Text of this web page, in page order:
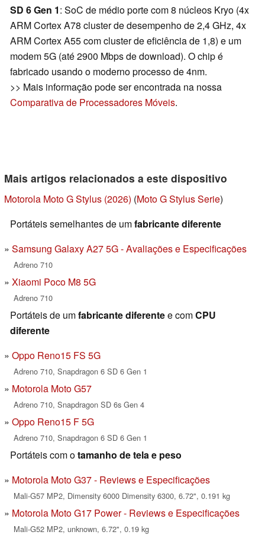
SD 6 Gen 1: SoC de médio porte com 8 núcleos Kryo (4x
ARM Cortex A78 cluster de desempenho de 2,4 GHz, 4x
ARM Cortex A55 com cluster de eficiência de 1,8) e um
modem 5G (até 2900 Mbps de download). O chip é
fabricado usando o moderno processo de 4nm.
>> Mais informação pode ser encontrada na nossa
Comparativa de Processadores Móveis.
Mais artigos relacionados a este dispositivo
Motorola Moto G Stylus (2026) (Moto G Stylus Serie)
Portáteis semelhantes de umfabricante diferente
Samsung Galaxy A27 5G - Avaliações e Especificações
Adreno 710
Xiaomi Poco M8 5G
Adreno 710
Portáteis de umfabricante diferentee comCPU
diferente
Oppo Reno15 FS 5G
Adreno 710, Snapdragon 6 SD 6 Gen 1
Motorola Moto G57
Adreno 710, Snapdragon SD 6s Gen 4
Oppo Reno15 F 5G
Adreno 710, Snapdragon 6 SD 6 Gen 1
Portáteis com otamanho de tela e peso
Motorola Moto G37 - Reviews e Especificações
Mali-G57 MP2, Dimensity 6000 Dimensity 6300, 6.72", 0.191 kg
Motorola Moto G17 Power - Reviews e Especificações
Mali-G52 MP2, unknown, 6.72", 0.19 kg